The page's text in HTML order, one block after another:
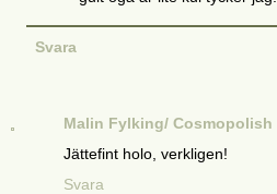
Svara
Malin Fylking/ Cosmopolish
Jättefint holo, verkligen!
Svara